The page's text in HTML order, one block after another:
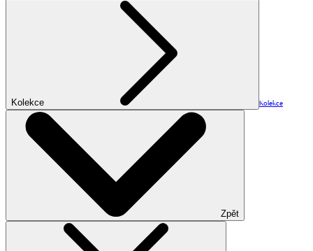
Kolekce Kolekce
Zpět